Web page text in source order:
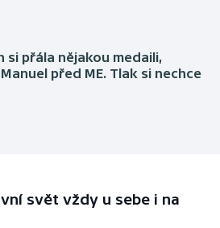
si přála nějakou medaili,
před ME. Tlak si nechce
svět vždy u sebe i na